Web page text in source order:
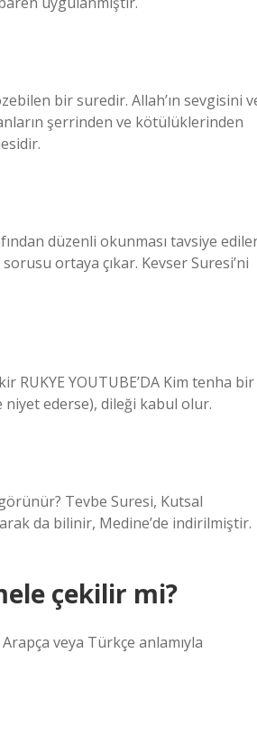
bir suredir. Allah’ın sevgisini
şerrinden ve kötülüklerinden
düzenli okunması tavsiye
ortaya çıkar. Kevser Suresi’ni
YOUTUBE’DA Kim tenha bir
niyet ederse), dileği kabul olur.
Tevbe Suresi, Kutsal
da bilinir, Medine’de indirilmiştir.
çekilir mi?
veya Türkçe anlamıyla